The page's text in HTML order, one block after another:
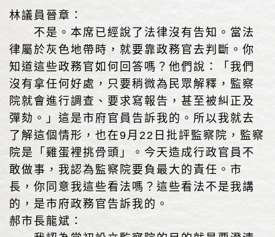
林議員晉章：
不是。本席已經說了法律沒有告知。當法
律屬於灰色地帶時，就要靠政務官去判斷。你
知道這些政務官如何回答嗎？他們說：「我們
沒有拿任何好處，只要稍微為民眾解釋，監察
院就會進行調查、要求寫報告，甚至被糾正及
彈劾。」這是市府官員告訴我的。所以我就去
了解這個情形，也在9月22日批評監察院，監察
院是「雞蛋裡挑骨頭」。今天造成行政官員不
敢做事，我認為監察院要負最大的責任。市
長，你同意我這些看法嗎？這些看法不是我講
的，是市府政務官告訴我的。
郝市長龍斌：